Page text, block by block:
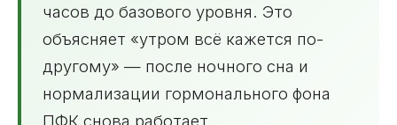
часов до базового уровня. Это
объясняет «утром всё кажется по-
другому» — после ночного сна и
нормализации гормонального фона
ПФК снова работает.